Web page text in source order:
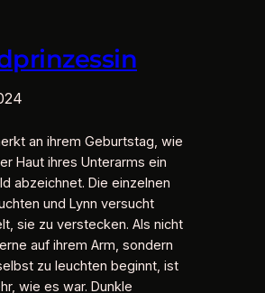
an ihrem Geburtstag, wie
Haut ihres Unterarms ein
abzeichnet. Die einzelnen
und Lynn versucht
sie zu verstecken. Als nicht
auf ihrem Arm, sondern
zu leuchten beginnt, ist
wie es war. Dunkle